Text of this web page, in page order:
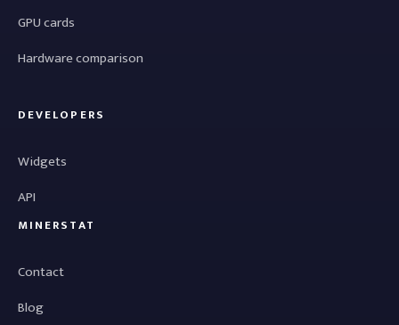
GPU cards
Hardware comparison
DEVELOPERS
Widgets
API
MINERSTAT
Contact
Blog